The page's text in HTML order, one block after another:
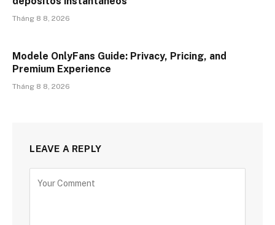
Tháng 8 8, 2026
Modele OnlyFans Guide: Privacy, Pricing, and
Premium Experience
Tháng 8 8, 2026
LEAVE A REPLY